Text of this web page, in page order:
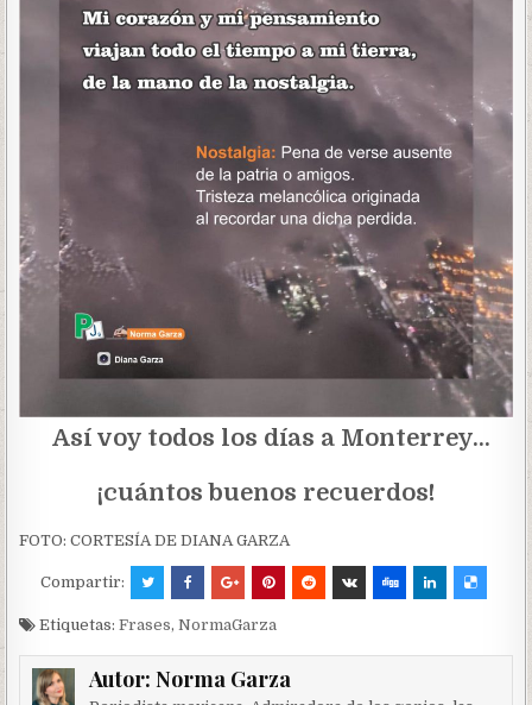
Así voy todos los días a Monterrey…
¡cuántos buenos recuerdos!
FOTO: CORTESÍA DE DIANA GARZA
Compartir:
Etiquetas:Frases,NormaGarza
Autor: Norma Garza